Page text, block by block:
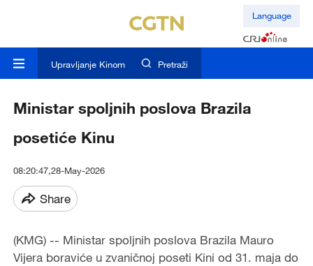
Language
Upravljanje Kinom Pretraži
Ministar spoljnih poslova Brazila
posetiće Kinu
08:20:47,28-May-2026
Share
(KMG) -- Ministar spoljnih poslova Brazila Mauro
Vijera boraviće u zvaničnoj poseti Kini od 31. maja do